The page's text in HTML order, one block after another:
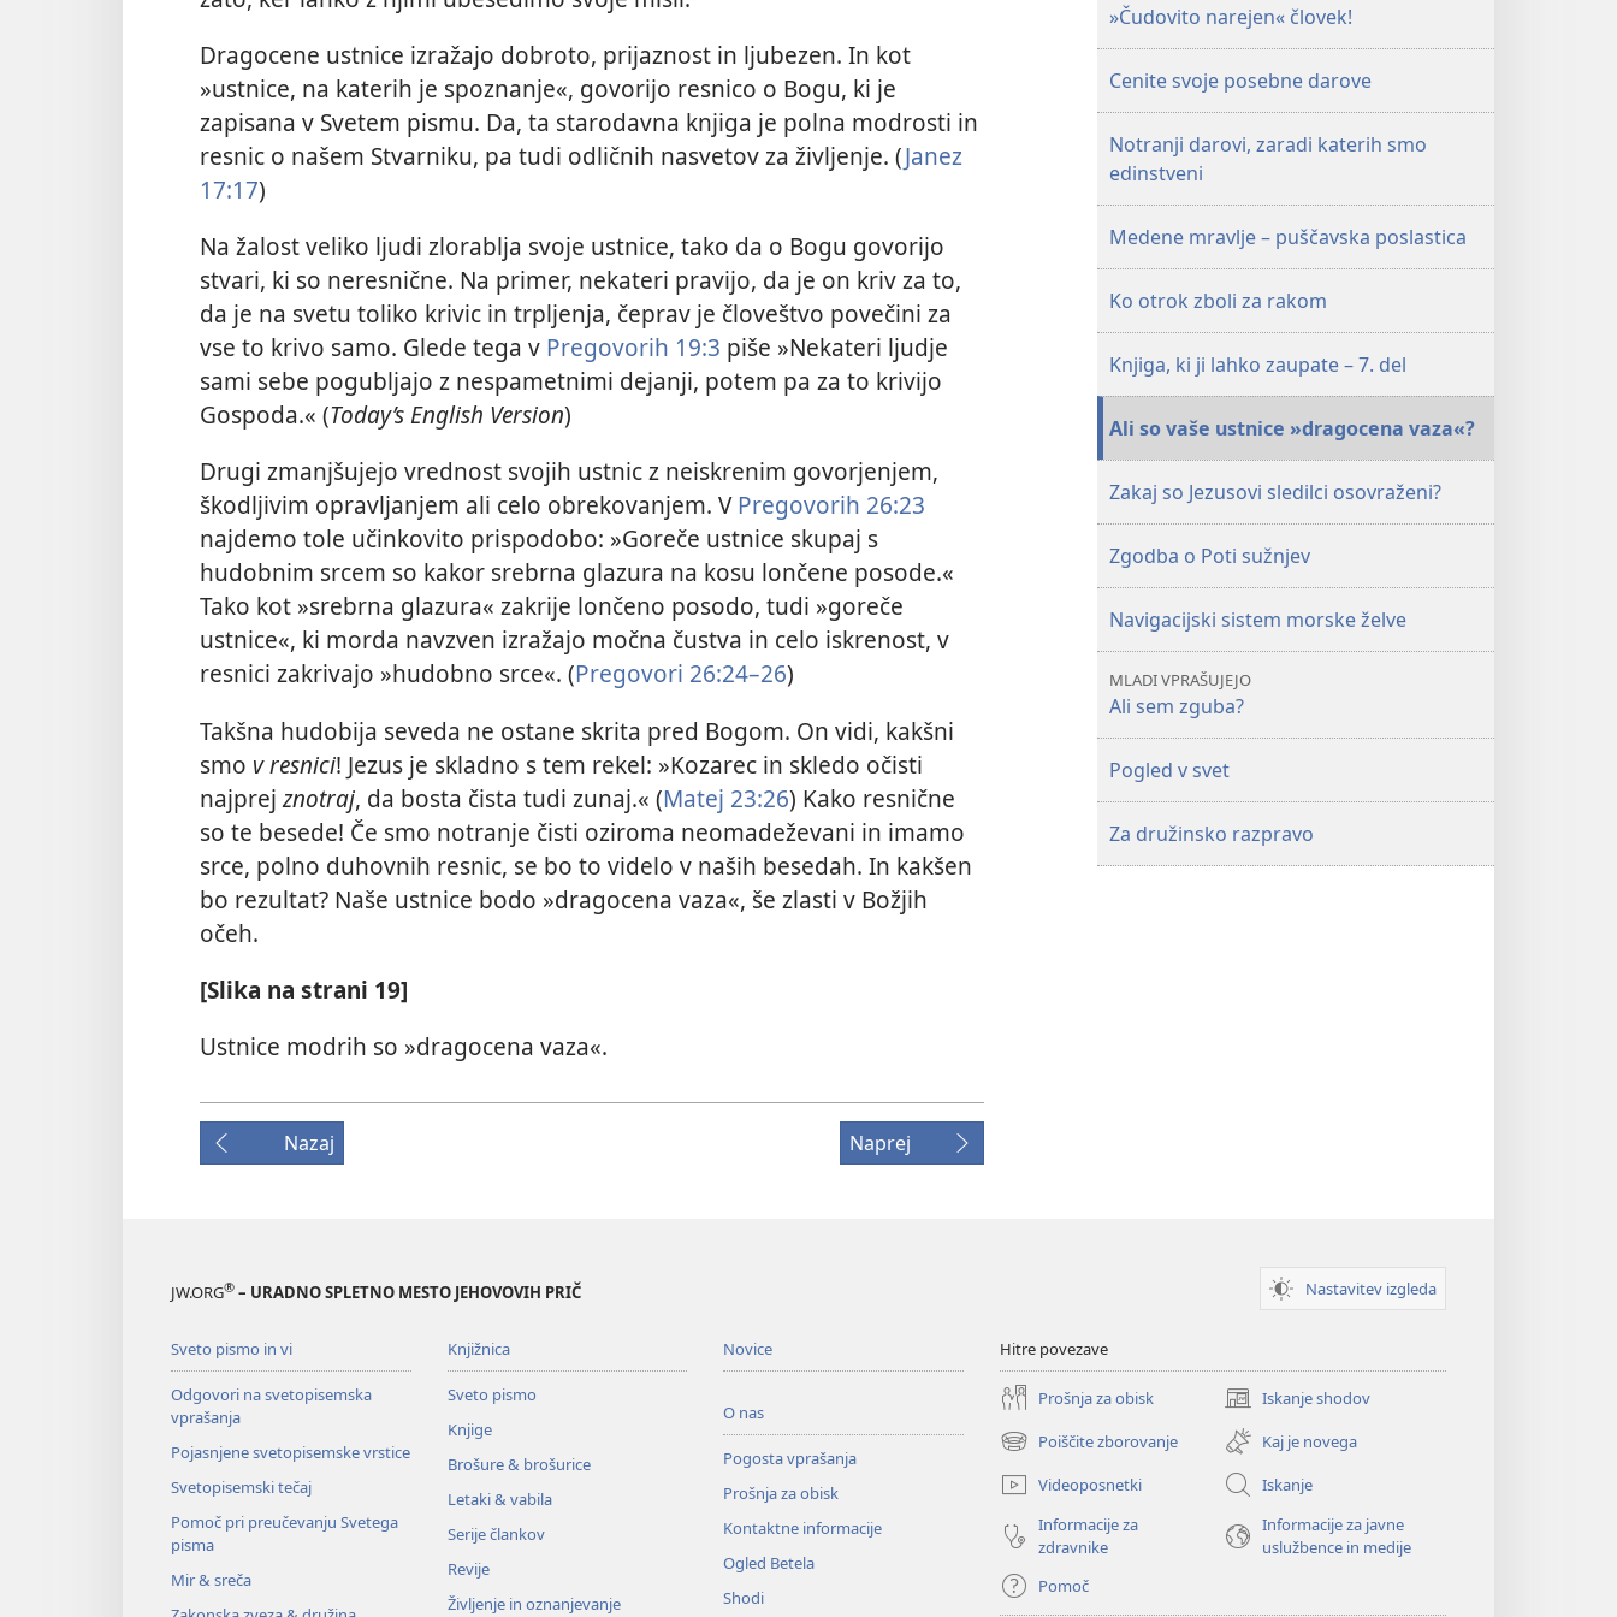
Dragocene ustnice izražajo dobroto, prijaznost in ljubezen. In kot
»ustnice, na katerih je spoznanje«, govorijo resnico o Bogu, ki je
zapisana v Svetem pismu. Da, ta starodavna knjiga je polna modrosti in
resnic o našem Stvarniku, pa tudi odličnih nasvetov za življenje. (Janez
17:17)
Na žalost veliko ljudi zlorablja svoje ustnice, tako da o Bogu govorijo
stvari, ki so neresnične. Na primer, nekateri pravijo, da je on kriv za to,
da je na svetu toliko krivic in trpljenja, čeprav je človeštvo povečini za
vse to krivo samo. Glede tega v Pregovorih 19:3 piše »Nekateri ljudje
sami sebe pogubljajo z nespametnimi dejanji, potem pa za to krivijo
Gospoda.« (Today’s English Version)
Drugi zmanjšujejo vrednost svojih ustnic z neiskrenim govorjenjem,
škodljivim opravljanjem ali celo obrekovanjem. VPregovorih 26:23
najdemo tole učinkovito prispodobo: »Goreče ustnice skupaj s
hudobnim srcem so kakor srebrna glazura na kosu lončene posode.«
Tako kot »srebrna glazura« zakrije lončeno posodo, tudi »goreče
ustnice«, ki morda navzven izražajo močna čustva in celo iskrenost, v
resnici zakrivajo »hudobno srce«. (Pregovori 26:24–26)
Takšna hudobija seveda ne ostane skrita pred Bogom. On vidi, kakšni
smo v resnici! Jezus je skladno s tem rekel: »Kozarec in skledo očisti
najprejznotraj, da bosta čista tudi zunaj.« (Matej 23:26) Kako resnične
so te besede! Če smo notranje čisti oziroma neomadeževani in imamo
srce, polno duhovnih resnic, se bo to videlo v naših besedah. In kakšen
bo rezultat? Naše ustnice bodo »dragocena vaza«, še zlasti v Božjih
očeh.
[Slika na strani 19]
Ustnice modrih so »dragocena vaza«.
Nazaj Naprej
»Čudovito narejen« človek!
Cenite svoje posebne darove
Notranji darovi, zaradi katerih smo
edinstveni
Medene mravlje – puščavska poslastica
Ko otrok zboli za rakom
Knjiga, ki ji lahko zaupate – 7. del
Ali so vaše ustnice »dragocena vaza«?
Zakaj so Jezusovi sledilci osovraženi?
Zgodba o Poti sužnjev
Navigacijski sistem morske želve
MLADI VPRAŠUJEJO
Ali sem zguba?
Pogled v svet
Za družinsko razpravo
JW.ORG® – URADNO SPLETNO MESTO JEHOVOVIH PRIČ Nastavitev izgleda
Sveto pismo in vi
Odgovori na svetopisemska
vprašanja
Pojasnjene svetopisemske vrstice
Svetopisemski tečaj
Pomoč pri preučevanju Svetega
pisma
Mir & sreča
Knjižnica
Sveto pismo
Knjige
Brošure & brošurice
Letaki & vabila
Serije člankov
Revije
Življenje in oznanjevanje
Novice
O nas
Pogosta vprašanja
Prošnja za obisk
Kontaktne informacije
Ogled Betela
Shodi
Hitre povezave
Prošnja za obisk Iskanje shodov
(odpre
novo
okno)
Poiščite zborovanje
(odpre
novo
okno)
Kaj je novega
Videoposnetki
Iskanje
Informacije za
zdravnike
Informacije za javne
uslužbence in medije
Pomoč